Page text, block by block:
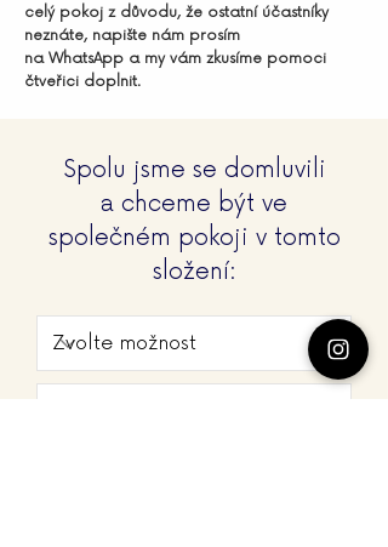
celý pokoj z důvodu, že ostatní účastníky
neznáte, napište nám prosím
na WhatsApp a my vám zkusíme pomoci
čtveřici doplnit.
Spolu jsme se domluvili
a chceme být ve
společném pokoji v tomto
složení: